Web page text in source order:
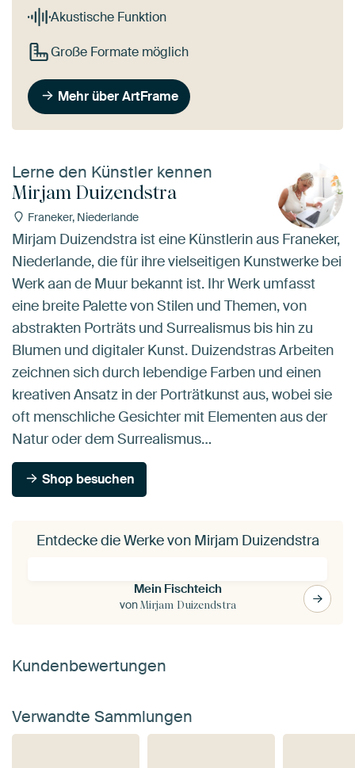
Akustische Funktion
Große Formate möglich
Mehr über ArtFrame
Lerne den Künstler kennen
Mirjam Duizendstra
Franeker, Niederlande
Mirjam Duizendstra ist eine Künstlerin aus Franeker,
Niederlande, die für ihre vielseitigen Kunstwerke bei
Werk aan de Muur bekannt ist. Ihr Werk umfasst
eine breite Palette von Stilen und Themen, von
abstrakten Porträts und Surrealismus bis hin zu
Blumen und digitaler Kunst. Duizendstras Arbeiten
zeichnen sich durch lebendige Farben und einen
kreativen Ansatz in der Porträtkunst aus, wobei sie
oft menschliche Gesichter mit Elementen aus der
Natur oder dem Surrealismus…
Shop besuchen
Entdecke die Werke von Mirjam Duizendstra
Mein Fischteich
vonMirjam Duizendstra
Kundenbewertungen
Verwandte Sammlungen